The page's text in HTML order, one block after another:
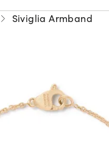
Siviglia Armband